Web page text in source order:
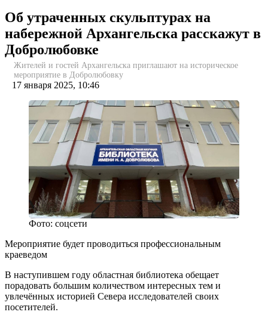
Об утраченных скульптурах на
набережной Архангельска расскажут в
Добролюбовке
Жителей и гостей Архангельска приглашают на историческое
мероприятие в Добролюбовку
17 января 2025, 10:46
Фото: соцсети
Мероприятие будет проводиться профессиональным
краеведом
В наступившем году областная библиотека обещает
порадовать большим количеством интересных тем и
увлечённых историей Севера исследователей своих
посетителей.